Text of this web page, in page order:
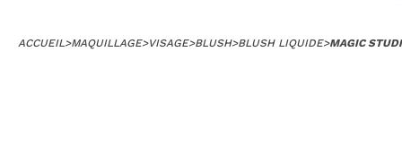
ACCUEIL>MAQUILLAGE>VISAGE>BLUSH>BLUSH LIQUIDE>MAGIC